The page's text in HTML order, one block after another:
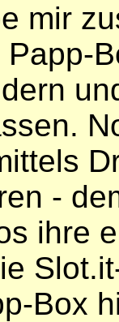
mir
Papp-
-
ihre
Box